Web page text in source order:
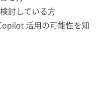
討している方
活用の可能性を知